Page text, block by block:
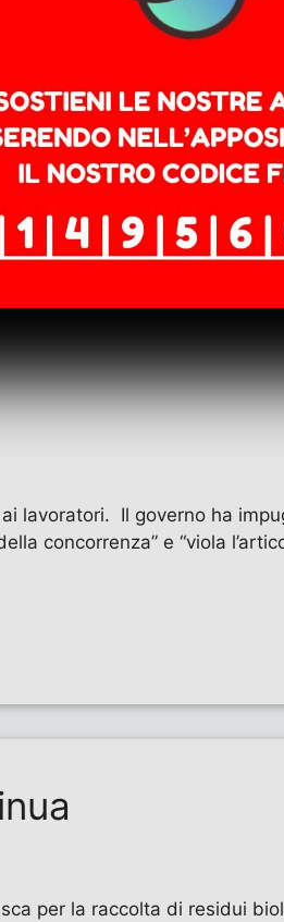
minimo
lavoratori. Il governo ha
concorrenza” e “viola
per la raccolta di residui